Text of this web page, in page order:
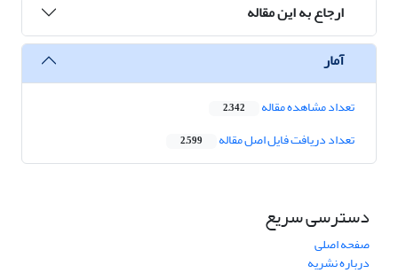
ارجاع به این مقاله
آمار
تعداد مشاهده مقاله 2,342
تعداد دریافت فایل اصل مقاله 2,599
دسترسی سریع
صفحه اصلی
درباره نشریه